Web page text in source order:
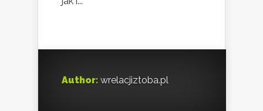
Author: wrelacjiztoba.pl